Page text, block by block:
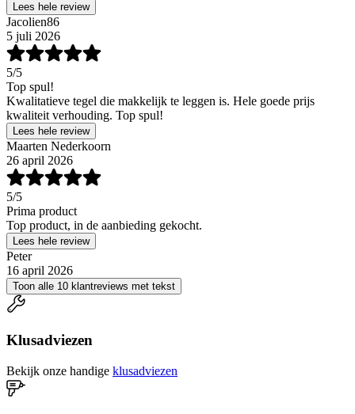
Lees hele review
Jacolien86
5 juli 2026
5/5
Top spul!
Kwalitatieve tegel die makkelijk te leggen is. Hele goede prijs
kwaliteit verhouding. Top spul!
Lees hele review
Maarten Nederkoorn
26 april 2026
5/5
Prima product
Top product, in de aanbieding gekocht.
Lees hele review
Peter
16 april 2026
Toon alle 10 klantreviews met tekst
Klusadviezen
Bekijk onze handige klusadviezen